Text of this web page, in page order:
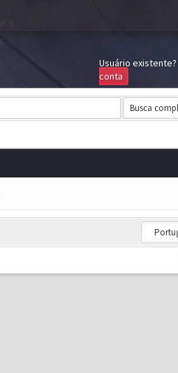
Usuário existente?
conta